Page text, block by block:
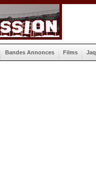
Bandes Annonces Films